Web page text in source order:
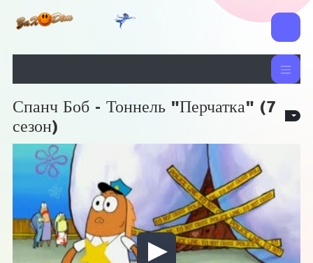
Спанч Боб - Тоннель "Перчатка" (7
сезон)